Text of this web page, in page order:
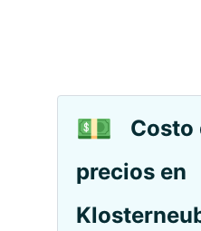
💵
Costo
precios en